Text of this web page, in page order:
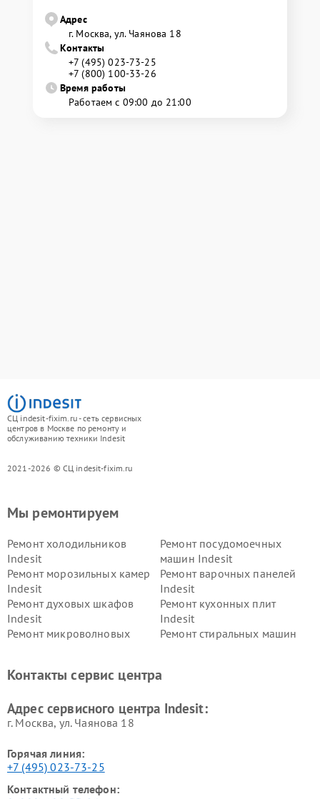
Адрес
г. Москва, ул. Чаянова 18
Контакты
+7 (495) 023-73-25
+7 (800) 100-33-26
Время работы
Работаем с 09:00 до 21:00
СЦ indesit-fixim.ru - сеть сервисных
центров в Москве по ремонту и
обслуживанию техники Indesit
2021-2026 © СЦ indesit-fixim.ru
Мы ремонтируем
Ремонт холодильников
Indesit
Ремонт посудомоечных
машин Indesit
Ремонт морозильных камер
Indesit
Ремонт варочных панелей
Indesit
Ремонт духовых шкафов
Indesit
Ремонт кухонных плит
Indesit
Ремонт микроволновых
Ремонт стиральных машин
Indesit
Indesit
Контакты сервис центра
Адрес сервисного центра Indesit:
г. Москва, ул. Чаянова 18
Горячая линия:
+7 (495) 023-73-25
Контактный телефон: